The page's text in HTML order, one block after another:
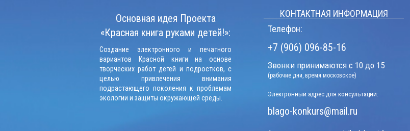
Основная идея Проекта
«Красная книга руками детей!»:
Создание электронного и печатного
вариантов Красной книги на основе
творческих работ детей и подростков, с
целью привлечения внимания
подрастающего поколения к проблемам
экологии и защиты окружающей среды.
КОНТАКТНАЯ ИНФОРМАЦИЯ
Телефон:
+7 (906) 096-85-16
Звонки принимаются с 10 до 15
(рабочие дни, время московское)
Электронный адрес для консультаций:
blago-konkurs@mail.ru